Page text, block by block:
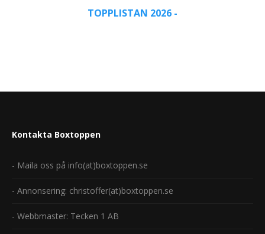
TOPPLISTAN 2026 -
Kontakta Boxtoppen
- Maila oss på info(at)boxtoppen.se
- Annonsering: christoffer(at)boxtoppen.se
- Webbmaster: Tecken 1 AB